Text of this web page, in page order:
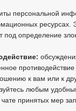
персональной
ресурсах.
под определение
к вам или к
любым
принятых мер